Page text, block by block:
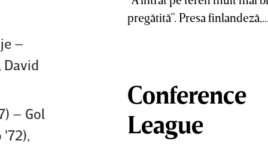
–
David
– Gol
'72),
pregătită”. Presa
Conference
League